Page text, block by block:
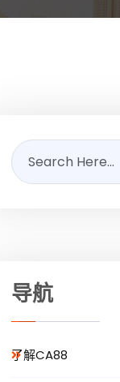
导航
了解CA88